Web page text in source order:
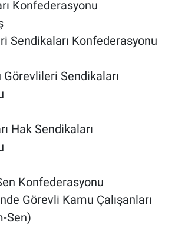
Konfederasyonu
Sendikaları Konfederasyonu
Görevlileri Sendikaları
Hak Sendikaları
Konfederasyonu
Görevli Kamu Çalışanları
Sen)